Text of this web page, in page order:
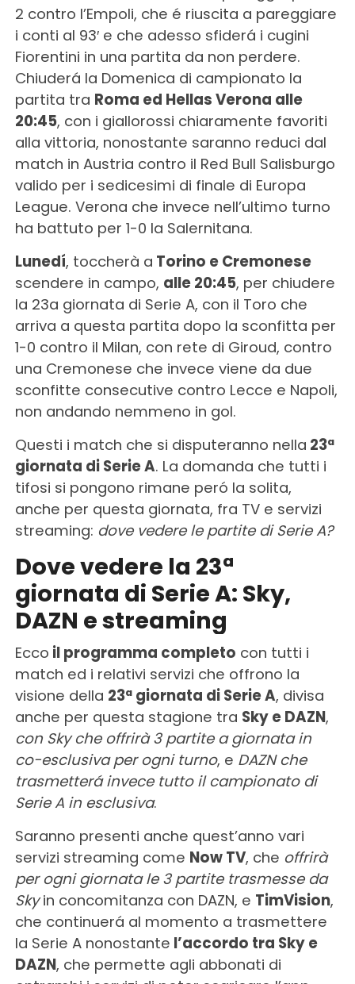
2 contro l’Empoli, che é riuscita a pareggiare
i conti al 93′ e che adesso sfiderá i cugini
Fiorentini in una partita da non perdere.
Chiuderá la Domenica di campionato la
partita tra Roma ed Hellas Verona alle
20:45, con i giallorossi chiaramente favoriti
alla vittoria, nonostante saranno reduci dal
match in Austria contro il Red Bull Salisburgo
valido per i sedicesimi di finale di Europa
League. Verona che invece nell’ultimo turno
ha battuto per 1-0 la Salernitana.
Lunedí, toccherà a Torino e Cremonese
scendere in campo, alle 20:45, per chiudere
la 23a giornata di Serie A, con il Toro che
arriva a questa partita dopo la sconfitta per
1-0 contro il Milan, con rete di Giroud, contro
una Cremonese che invece viene da due
sconfitte consecutive contro Lecce e Napoli,
non andando nemmeno in gol.
Questi i match che si disputeranno nella 23ª
giornata di Serie A. La domanda che tutti i
tifosi si pongono rimane peró la solita,
anche per questa giornata, fra TV e servizi
streaming: dove vedere le partite di Serie A?
Dove vedere la 23ª
giornata di Serie A: Sky,
DAZN e streaming
Ecco il programma completo con tutti i
match ed i relativi servizi che offrono la
visione della 23ª giornata di Serie A, divisa
anche per questa stagione tra Sky e DAZN,
con Sky che offrirà 3 partite a giornata in
co-esclusiva per ogni turno, e DAZN che
trasmetterá invece tutto il campionato di
Serie A in esclusiva.
Saranno presenti anche quest’anno vari
servizi streaming come Now TV, che offrirà
per ogni giornata le 3 partite trasmesse da
Skyin concomitanza con DAZN, e TimVision,
che continuerá al momento a trasmettere
la Serie A nonostante l’accordo tra Sky e
DAZN, che permette agli abbonati di